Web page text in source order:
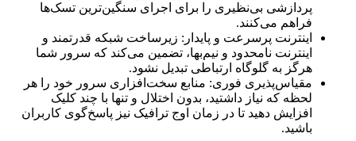
پردازشی بی‌نظیری را برای اجرای سنگین‌ترین تسک‌ها
فراهم می‌کنند.
اینترنت پرسرعت و پایدار: زیرساخت شبکه قدرتمند و
اینترنت نامحدود و نیم‌بها، تضمین می‌کند که سرور شما
هرگز به گلوگاه ارتباطی تبدیل نشود.
مقیاس‌پذیری فوری: منابع سخت‌افزاری سرور خود را هر
لحظه که نیاز داشتید، بدون اختلال و تنها با چند کلیک
افزایش دهید تا در زمان اوج ترافیک نیز پاسخ‌گوی کاربران
باشید.